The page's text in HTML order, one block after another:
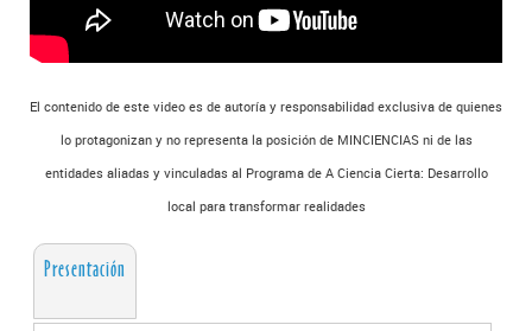
El contenido de este video es de autoría y responsabilidad exclusiva de quienes
lo protagonizan y no representa la posición de MINCIENCIAS ni de las
entidades aliadas y vinculadas al Programa de A Ciencia Cierta: Desarrollo
local para transformar realidades
Presentación